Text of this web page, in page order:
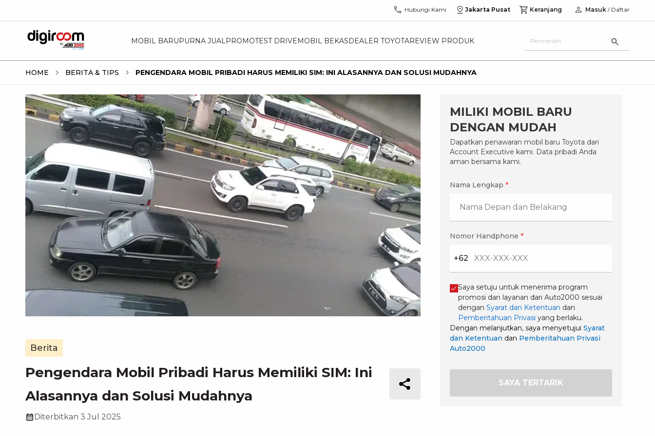
Hubungi Kami Jakarta Pusat Keranjang Masuk / Daftar
MOBIL BARUPURNA JUAL PROMOTEST DRIVEMOBIL BEKASDEALER TOYOTAREVIEW PRODUK
HOME BERITA & TIPS PENGENDARA MOBIL PRIBADI HARUS MEMILIKI SIM: INI ALASANNYA DAN SOLUSI MUDAHNYA
Berita
Pengendara Mobil Pribadi Harus Memiliki SIM: Ini
Alasannya dan Solusi Mudahnya
Diterbitkan 3 Jul 2025
MILIKI MOBIL BARU
DENGAN MUDAH
Dapatkan penawaran mobil baru Toyota dari
Account Executive kami. Data pribadi Anda
aman bersama kami.
Nama Lengkap *
Nomor Handphone *
+62
Saya setuju untuk menerima program
promosi dan layanan dari Auto2000 sesuai
dengan Syarat dan Ketentuan dan
Pemberitahuan Privasi yang berlaku.
Dengan melanjutkan, saya menyetujui Syarat
dan Ketentuan dan Pemberitahuan Privasi
Auto2000
SAYA TERTARIK